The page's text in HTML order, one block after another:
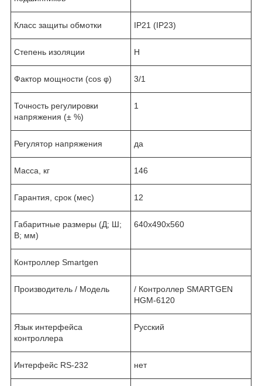
Класс защиты обмотки IP21 (IP23)
Степень изоляции Н
Фактор мощности (cos φ) 3/1
Точность регулировки
напряжения (± %)
1
Регулятор напряжения да
Масса, кг 146
Гарантия, срок (мес) 12
Габаритные размеры (Д; Ш;
В; мм)
640х490х560
Контроллер Smartgen
Производитель / Модель
/ Контроллер SMARTGEN
HGM-6120
Язык интерфейса
контроллера
Русский
Интерфейс RS-232 нет